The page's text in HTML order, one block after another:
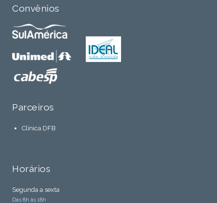
Convênios
Parceiros
Clínica DFB
Horários
Segunda a sexta
Das 8h às 18h